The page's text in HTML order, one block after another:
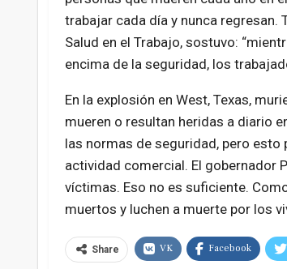
trabajar cada día y nunca regresan.
Salud en el Trabajo, sostuvo:
encima de la seguridad, los
En la explosión en West, Texas,
mueren o resultan heridas a diario
las normas de seguridad, pero esto
actividad comercial. El gobernador
víctimas. Eso no es suficiente.
muertos y luchen a muerte por los
Share VK Facebook